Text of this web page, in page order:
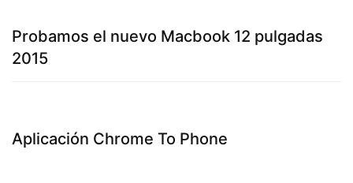
Probamos el nuevo Macbook 12 pulgadas
2015
Aplicación Chrome To Phone